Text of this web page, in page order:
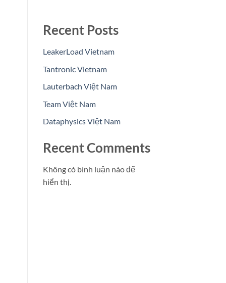
Recent Posts
LeakerLoad Vietnam
Tantronic Vietnam
Lauterbach Việt Nam
Team Việt Nam
Dataphysics Việt Nam
Recent Comments
Không có bình luận nào để
hiển thị.